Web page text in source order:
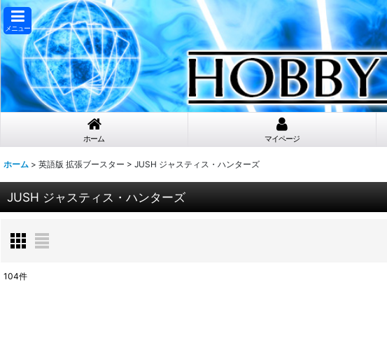
メニュー
ホーム マイページ
ホーム > 英語版 拡張ブースター > JUSH ジャスティス・ハンターズ
JUSH ジャスティス・ハンターズ
104件